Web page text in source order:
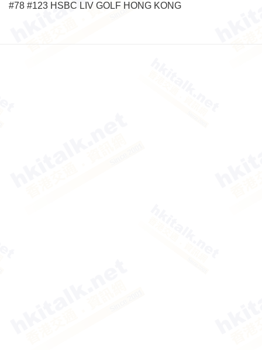
#78 #123 HSBC LIV GOLF HONG KONG